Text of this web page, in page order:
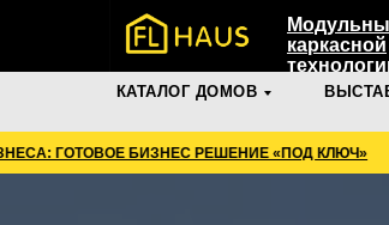
каркасной
КАТАЛОГ ДОМОВ
БИЗНЕС РЕШЕНИЕ «ПОД КЛЮЧ» FL